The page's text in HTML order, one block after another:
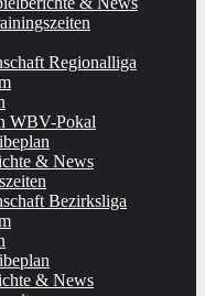
Regionalliga
WBV-Pokal
& News
Bezirksliga
& News